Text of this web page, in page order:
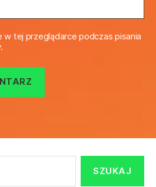
w tej przeglądarce podczas pisania